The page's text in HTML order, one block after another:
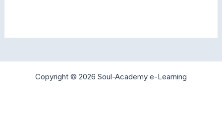
Copyright © 2026 Soul-Academy e-Learning